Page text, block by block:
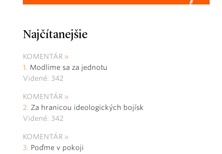
Najčítanejšie
KOMENTÁR
Modlime sa za jednotu
Videné: 342
KOMENTÁR
Za hranicou ideologických bojísk
Videné: 342
KOMENTÁR
Poďme v pokoji